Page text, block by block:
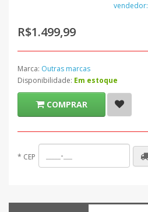
vendedor:
R$1.499,99
Marca: Outras marcas
Disponibilidade: Em estoque
COMPRAR
* CEP